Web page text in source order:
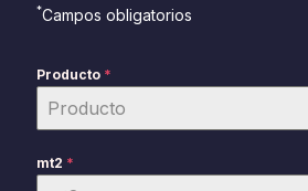
*Campos obligatorios
Producto *
mt2 *